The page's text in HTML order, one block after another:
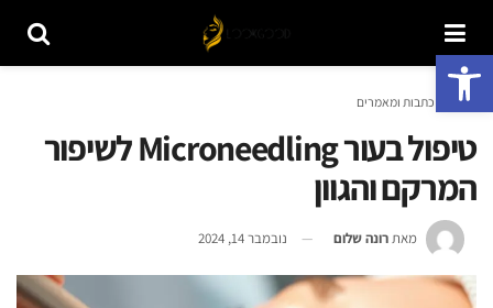
פתח סרגל נגישות
ראשי כתבות ומאמרים
טיפול בעור Microneedling לשיפור
המרקם והגוון
מאתרונה שלום נובמבר 14, 2024